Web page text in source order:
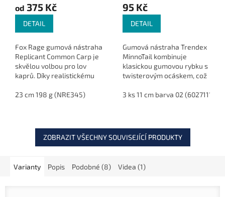
od 375 Kč
DETAIL
Fox Rage gumová nástraha
Replicant Common Carp je
skvělou volbou pro lov
kaprů. Díky realistickému
s háčky na obou stranách
23 cm 198 g (NRE345)
95 Kč
DETAIL
Gumová nástraha Trendex
MinnoTail kombinuje
klasickou gumovou rybku s
twisterovým ocáskem, což
pohyb. Byla testována po
3 ks 11 cm barva 02 (6027111)
ZOBRAZIT VŠECHNY SOUVISEJÍCÍ PRODUKTY
Varianty Popis Podobné (8) Videa (1)